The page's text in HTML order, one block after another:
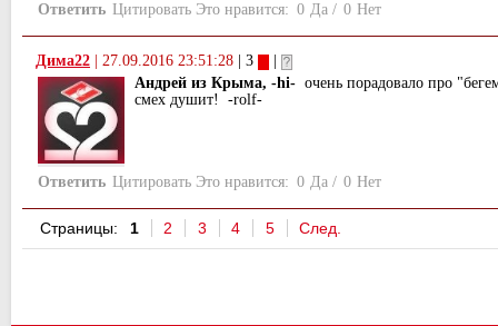
Ответить Цитировать Это нравится: 0 Да / 0 Нет
Дима22 27.09.2016 23:51:28 | 3
Андрей из Крыма, -hi- очень порадовало про
смех душит! -rolf-
Ответить Цитировать Это нравится: 0 Да / 0 Нет
Страницы: 1 2 3 4 5 След.